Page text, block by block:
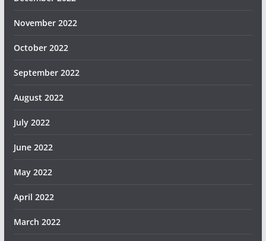
November 2022
October 2022
September 2022
August 2022
July 2022
June 2022
May 2022
April 2022
March 2022